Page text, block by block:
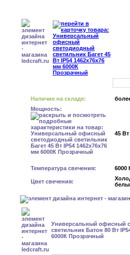
Наличие на складе:
Мощность:
45 Вт
Температура свечения: 6000
Цвет свечения:
Универсальный офисный
светильник Батон 80 Вт
6000К Прозрачный